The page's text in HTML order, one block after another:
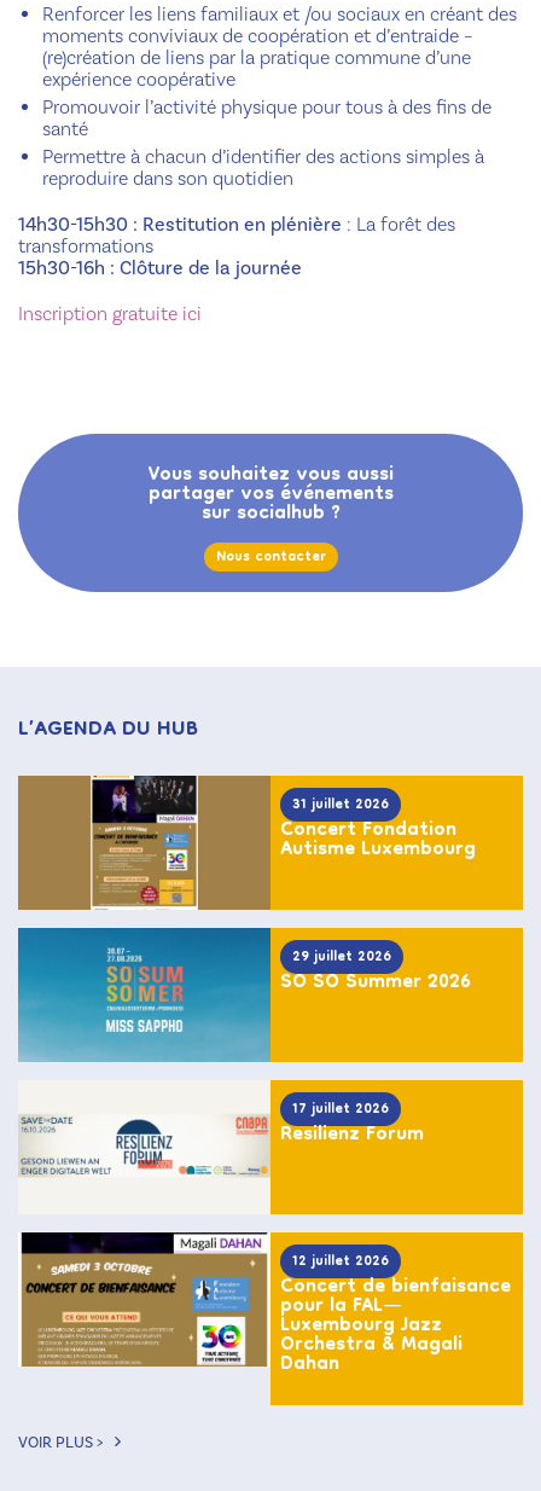
Renforcer les liens familiaux et /ou sociaux en créant des
moments conviviaux de coopération et d’entraide –
(re)création de liens par la pratique commune d’une
expérience coopérative
Promouvoir l’activité physique pour tous à des fins de
santé
Permettre à chacun d’identifier des actions simples à
reproduire dans son quotidien
14h30-15h30 : Restitution en plénière : La forêt des
transformations
15h30-16h : Clôture de la journée
Inscription gratuite ici
Vous souhaitez vous aussi
partager vos événements
sur socialhub ?
Nous contacter
L’AGENDA DU HUB
31 juillet 2026
Concert Fondation
Autisme Luxembourg
29 juillet 2026
SO SO Summer 2026
17 juillet 2026
Resilienz Forum
12 juillet 2026
Concert de bienfaisance
pour la FAL—
Luxembourg Jazz
Orchestra & Magali
Dahan
VOIR PLUS >